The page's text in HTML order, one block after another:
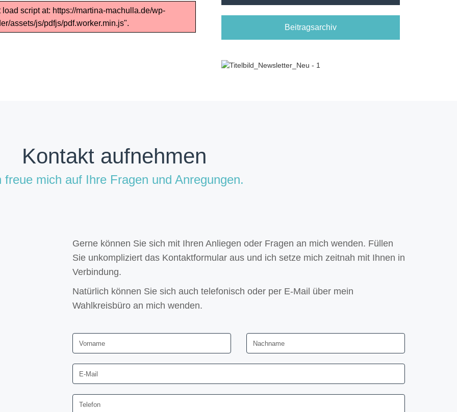
script at: https://martina-machulla.de/wp-
assets/js/pdfjs/pdf.worker.min.js".
Beitragsarchiv
Kontakt aufnehmen
freue mich auf Ihre Fragen und Anregungen.
Gerne können Sie sich mit Ihren Anliegen oder Fragen an mich wenden. Füllen
Sie unkompliziert das Kontaktformular aus und ich setze mich zeitnah mit Ihnen in
Verbindung.
Natürlich können Sie sich auch telefonisch oder per E-Mail über mein
Wahlkreisbüro an mich wenden.